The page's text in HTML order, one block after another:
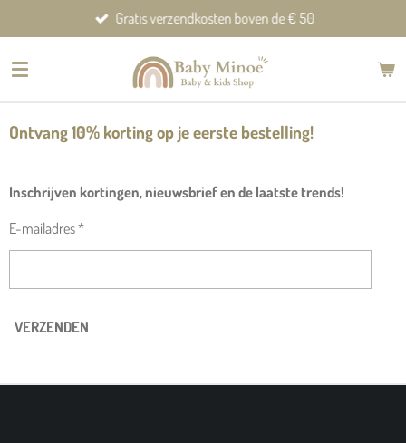
direct
naar
Gratis verzendkosten boven de € 50
Ontvang 10% korting op je eerste bestelling!
Inschrijven kortingen, nieuwsbrief en de laatste trends!
E-mailadres *
VERZENDEN